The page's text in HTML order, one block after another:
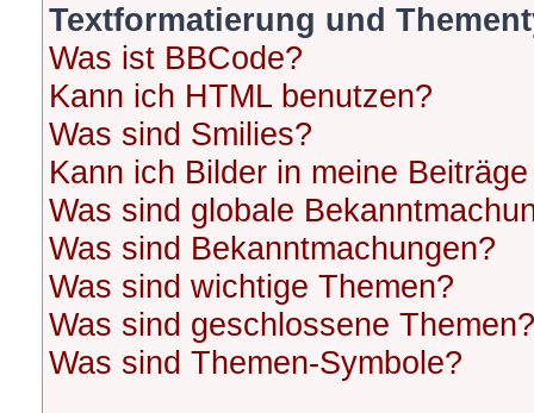
Textformatierung und
Was ist BBCode?
Kann ich HTML benutzen?
Was sind Smilies?
Kann ich Bilder in meine
Was sind globale
Was sind Bekanntmachungen?
Was sind wichtige Themen?
Was sind geschlossene Themen?
Was sind Themen-Symbole?